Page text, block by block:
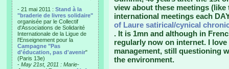
- 21 mai 2011 : Stand à la
"braderie de livres solidaire"
organisée par le Collectif
d'Associations de Solidarité
Internationale de la Ligue de
l'Enseignement pour la
Campagne "Pas
d'éducation, pas d'avenir"
(Paris 13e)
- May 21st, 2011 : Marie-
view about these meetings
international meetings each
of Laure satirical/cynical
. It is 1mn and although in
regularly now on internet. I
management, still questioning
the environment.